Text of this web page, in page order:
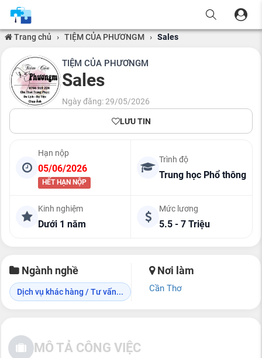
Trang chủ › TIỆM CỦA PHƯƠNGM › Sales
TIỆM CỦA PHƯƠNGM
Sales
Ngày đăng: 29/05/2026
LƯU TIN
Hạn nộp
05/06/2026
HẾT HẠN NỘP
Trình độ
Trung học Phổ thông
Kinh nghiệm
Dưới 1 năm
Mức lương
5.5 - 7 Triệu
Ngành nghề
Dịch vụ khác hàng / Tư vấn...
Nơi làm
Cần Thơ
MÔ TẢ CÔNG VIỆC